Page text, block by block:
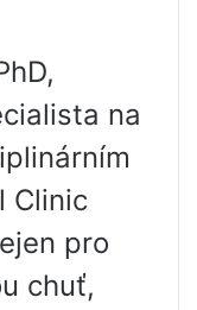
na
Clinic
pro
chuť,